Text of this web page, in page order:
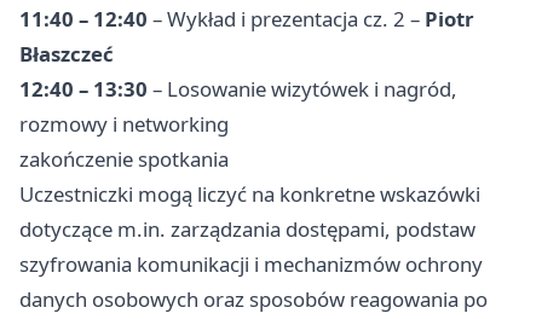
11:40 – 12:40 – Wykład i prezentacja cz. 2 – Piotr
Błaszczeć
12:40 – 13:30 – Losowanie wizytówek i nagród,
rozmowy i networking
zakończenie spotkania
Uczestniczki mogą liczyć na konkretne wskazówki
dotyczące m.in. zarządzania dostępami, podstaw
szyfrowania komunikacji i mechanizmów ochrony
danych osobowych oraz sposobów reagowania po